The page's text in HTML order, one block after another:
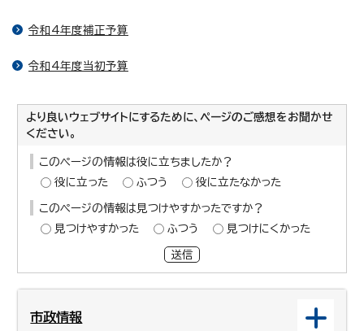
令和4年度補正予算
令和4年度当初予算
より良いウェブサイトにするために、ページのご感想をお聞かせ
ください。
このページの情報は役に立ちましたか？
役に立った
ふつう 役に立たなかった
このページの情報は見つけやすかったですか？
見つけやすかった
ふつう 見つけにくかった
送信
市政情報